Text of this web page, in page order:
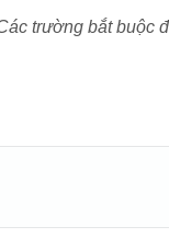
trường bắt buộc